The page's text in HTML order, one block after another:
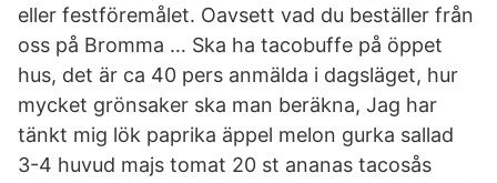
eller festföremålet. Oavsett vad du beställer från
oss på Bromma … Ska ha tacobuffe på öppet
hus, det är ca 40 pers anmälda i dagsläget, hur
mycket grönsaker ska man beräkna, Jag har
tänkt mig lök paprika äppel melon gurka sallad
3-4 huvud majs tomat 20 st ananas tacosås